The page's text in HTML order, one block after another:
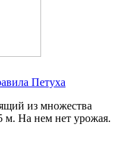
Петуха
из множества
м. На нем нет урожая.